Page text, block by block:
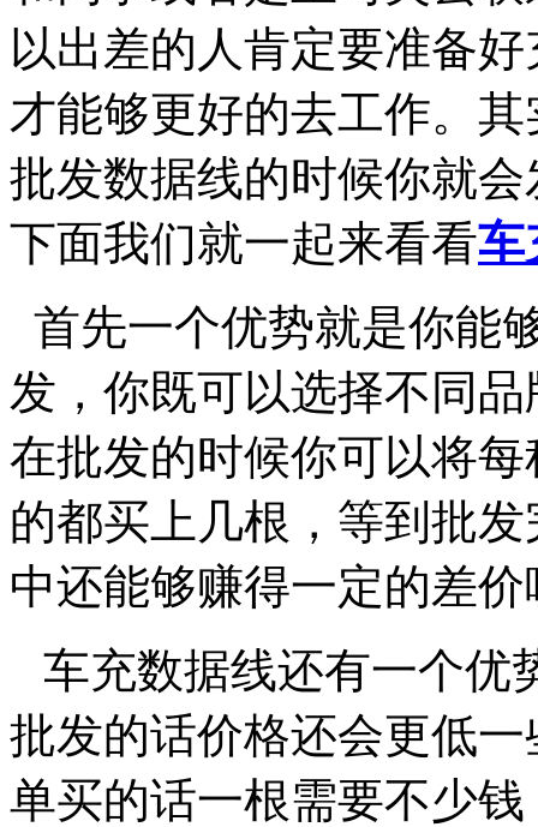
以出差的人肯定要准备
才能够更好的去工作。
批发数据线的时候你就
下面我们就一起来看看车
首先一个优势就是你能
发，你既可以选择不同
在批发的时候你可以将
的都买上几根，等到批
中还能够赚得一定的差
车充数据线还有一个优
批发的话价格还会更低
单买的话一根需要不少